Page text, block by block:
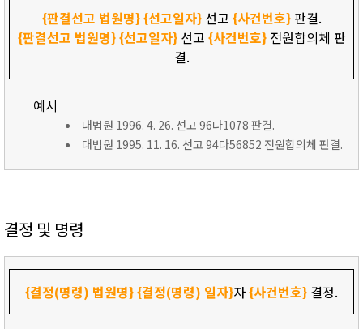
{판결선고 법원명}{선고일자}선고 {사건번호}판결.
{판결선고 법원명}{선고일자}선고 {사건번호}전원합의체 판
결.
예시
대법원 1996. 4. 26. 선고 96다1078 판결.
대법원 1995. 11. 16. 선고 94다56852 전원합의체 판결.
결정 및 명령
{결정(명령) 법원명}{결정(명령) 일자}자{사건번호} 결정.